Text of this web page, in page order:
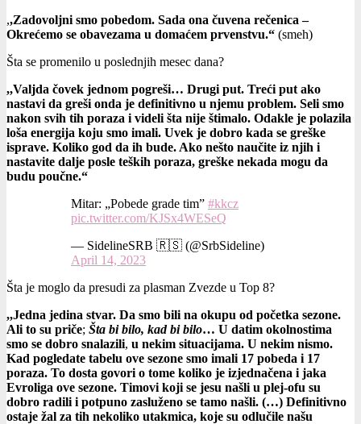
,,Zadovoljni smo pobedom. Sada ona čuvena rečenica –
Okrećemo se obavezama u domaćem prvenstvu.“ (smeh)
Šta se promenilo u poslednjih mesec dana?
,,Valjda čovek jednom pogreši… Drugi put. Treći put ako
nastavi da greši onda je definitivno u njemu problem. Seli smo
nakon svih tih poraza i videli šta nije štimalo. Odakle je polazila
loša energija koju smo imali. Uvek je dobro kada se greške
isprave. Koliko god da ih bude. Ako nešto naučite iz njih i
nastavite dalje posle teških poraza, greške nekada mogu da
budu poučne.“
Mitar: „Pobede grade tim” #kkcz
pic.twitter.com/KJSx4WESeQ
— SidelineSRB 🇷🇸 (@SrbSideline)
April 14, 2023
Šta je moglo da presudi za plasman Zvezde u Top 8?
,,Jedna jedina stvar. Da smo bili na okupu od početka sezone.
Ali to su priče; Šta bi bilo, kad bi bilo… U datim okolnostima
smo se dobro snalazili, u nekim situacijama. U nekim nismo.
Kad pogledate tabelu ove sezone smo imali 17 pobeda i 17
poraza. To dosta govori o tome koliko je izjednačena i jaka
Evroliga ove sezone. Timovi koji se jesu našli u plej-ofu su
dobro radili i potpuno zasluženo se tamo našli. (…) Definitivno
ostaje žal za tih nekoliko utakmica, koje su odlučile našu